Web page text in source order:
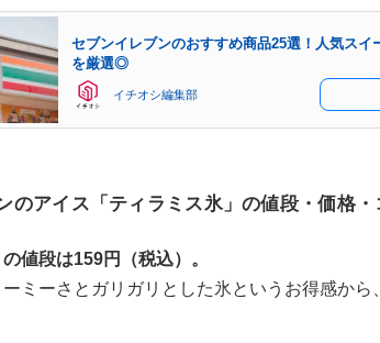
セブンイレブンのおすすめ商品25選！人気スイ
を厳選◎
イチオシ編集部
のアイス「ティラミス氷」の値段・価格・
値段は159円（税込）。
ミーさとガリガリとした氷というお得感から